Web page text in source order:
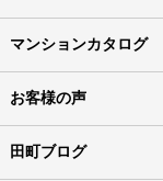
マンションカタログ
お客様の声
田町ブログ